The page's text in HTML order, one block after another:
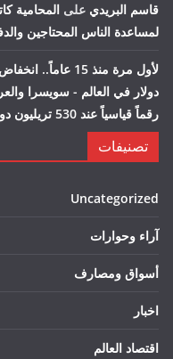
قاسم البريدي على المحامية
لمساعدة الناس المحتاجين
دولار في العالم - سويسرا
رقماً قياسياً عند 530 تريليون دولار
تصنيفات
Uncategorized
آراء وحوارات
أسواق ومصارف
اخبار
اقتصاد العالم